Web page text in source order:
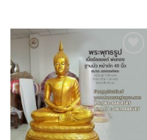
Add to
Wishlist